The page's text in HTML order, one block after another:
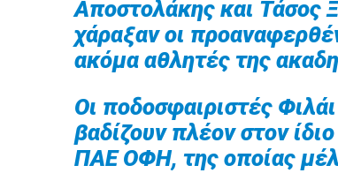
Αποστολάκης και Τάσος
χάραξαν οι
ακόμα αθλητές της
Οι ποδοσφαιριστές
βαδίζουν πλέον στον
ΠΑΕ ΟΦΗ, της οποίας